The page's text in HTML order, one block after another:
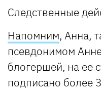
Следственные
Напомним, Анна,
псевдонимом
блогершей, на ее
подписано более